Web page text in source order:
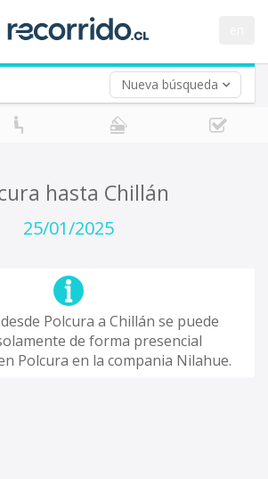
Nueva búsqueda
(opcional)
hasta Chillán
25/01/2025
Polcura a Chillán se puede
de forma presencial
Polcura en la compania Nilahue.